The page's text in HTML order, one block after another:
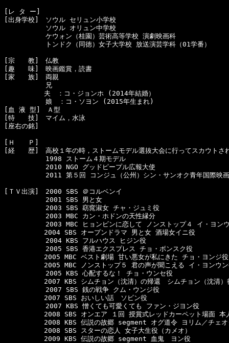
[レ タ ー]
[出身学校]　ソウル セリュン小学校
  　　　　　ソウル オリュン中学校
  　　　　　ケウォン（桂園）芸術高等学校 演劇映画科
  　　　　　トンドク（同徳）女子大学校 放送演芸学科（01学番）
[宗　　教]　仏教
[趣　　味]　映画鑑賞，読書
[家　　族]　両親
  　　　　　兄
夫　：コ・ジョンホ (2014年結婚）
  　　　　　娘　：コ・ソヨン (2015年生まれ)
[血 液 型]　Ａ型
[特　　技]　マイム，水泳
[座右の銘]
[Ｈ　　Ｐ]
[経　　歴]　高校１年の時，ストームモデル選抜大会に行ってスカウトさ
  　　　　　1998 ストーム４期モデル
  　　　　　2010 NGO グッドピープル広報大使
　　　　　2011 第５回 コンジュ（公州）シン・サンオク青年国際映
[ＴＶ出演]　2000 SBS ＠コルベンイ
  　　　　　2001 SBS 男と女
  　　　　　2003 SBS 窈窕淑女 チャ・ジュミ役
  　　　　　2003 MBC カン・ホドンの天性縁分
　　　　　2003 MBC ヒョンビンに恋して ノンストップ４ イ・ヨン
2004 SBS オープンドラマ 男と女 酒場女イニ役
  　　　　　2004 KBS フルハウス ヒジン役
  　　　　　2005 SBS 香港エクスプレス チョ・ボンスク役
2005 MBC ベスト劇場 甘い悪女が私にきた チョ・ヨンジ役
2005 MBC ノンストップ５ 君の声が聞こえる イ・ヨンウン
  　　　　　2005 KBS 心配するな！ チョ・ウンセ役
2007 KBS シムチョン（沈清）の帰還　シムチョン（沈清）
  　　　　　2007 SBS 銭の戦争 クム・ウンジ役
2007 SBS おいしい話　ソビン役
  　　　　　2007 KBS 憎くても可愛くても ファン・ジヨン役
2008 SBS オンエア １回 授賞式レッドカーペット場面 本
2008 KBS 伝説の故郷 segment オグ道令 ヨリム／チェオ
2008 SBS スターの恋人 女子大生役（カメオ）
2009 KBS 伝説の故郷 segment 血鬼　ヨン役